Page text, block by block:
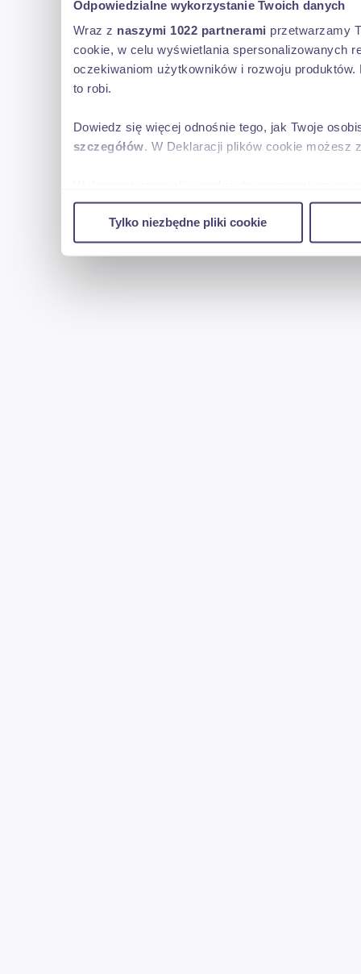
Odpowiedzialne wykorzystanie Twoich danych
Wraz z naszymi 1022 partnerami przetwarzamy
cookie, w celu wyświetlania spersonalizowanych
oczekiwaniom użytkowników i rozwoju
to robi.
Dowiedz się więcej odnośnie tego, jak Twoje
szczegółów. W Deklaracji plików cookie możesz
w naszej witrynie. Informacje o tym, jak
reklamowym i analitycznym. Partnerzy mogą
uzyskanymi podczas korzystania z ich usług.
Tylko niezbędne pliki cookie